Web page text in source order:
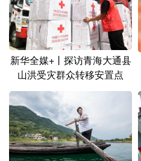
新华全媒+丨探访青海大通县
山洪受灾群众转移安置点